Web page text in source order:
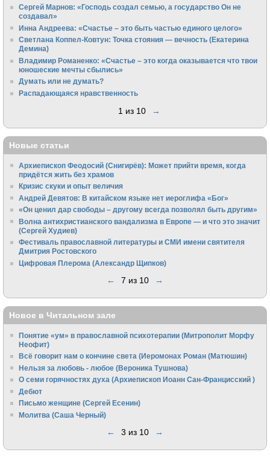
Сергей Марнов: «Господь создал семью, а государство Он не
создавал»
Инна Андреева: «Счастье – это быть частью единого целого»
Светлана Коппел-Ковтун: Точка стояния — вечность (Екатерина
Демина)
Владимир Романенко: «Счастье – это когда оказывается что твои
юношеские мечты сбылись»
Думать или не думать?
Распадающаяся нравственность
1 из 10 →
Новые статьи
Архиепископ Феодосий (Снигирёв): Может прийти время, когда
придётся жить без храмов
Кризис скуки и опыт величия
Андрей Девятов: В китайском языке нет иероглифа «Бог»
«Он ценил дар свободы – другому всегда позволял быть другим»
Волна антихристианского вандализма в Европе — и что это значит
(Сергей Худиев)
Фестиваль православной литературы и СМИ имени святителя
Дмитрия Ростовского
Цифровая Плерома (Александр Щипков)
← 7 из 10 →
Новое в Читальном зале
Понятие «ум» в православной психотерапии (Митрополит Морфу
Неофит)
Всё говорит нам о кончине света (Иеромонах Роман (Матюшин)
Нельзя за любовь - любое (Вероника Тушнова)
О семи горячностях духа (Архиепископ Иоанн Сан-Францисский )
Дебют
Письмо женщине (Сергей Есенин)
Молитва (Саша Черный)
← 3 из 10 →